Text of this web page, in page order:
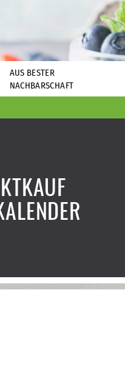
AUS BESTER
NACHBARSCHAFT